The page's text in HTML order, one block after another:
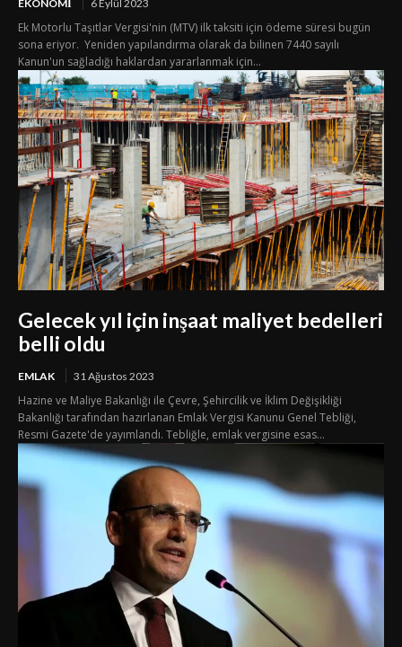
EKONOMI 6 Eylül 2023
Ek Motorlu Taşıtlar Vergisi'nin (MTV) ilk taksiti için ödeme süresi bugün
sona eriyor. Yeniden yapılandırma olarak da bilinen 7440 sayılı
Kanun'un sağladığı haklardan yararlanmak için...
Gelecek yıl için inşaat maliyet bedelleri
belli oldu
EMLAK 31 Ağustos 2023
Hazine ve Maliye Bakanlığı ile Çevre, Şehircilik ve İklim Değişikliği
Bakanlığı tarafından hazırlanan Emlak Vergisi Kanunu Genel Tebliği,
Resmi Gazete'de yayımlandı. Tebliğle, emlak vergisine esas...